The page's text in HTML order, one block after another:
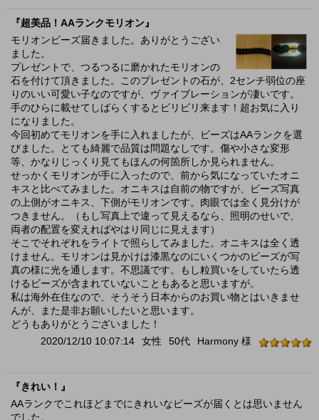
『超美品！AAランクモリオン』
モリオンビーズ届きました。ありがとうござい
ました。
プレゼントで、つるつるに磨かれたモリオンの
石を付けて頂きました。このプレゼントの石が、2センチ弱位の座
りのいい可愛い子なのですが、ヴァイブレーションが凄いです。
手のひらに載せてしばらくするとビリビリ来ます！超お気に入り
になりました。
今回初めてモリオンを手に入れましたが、ビーズはAAランクを選
びました。とても綺麗で品質は問題なしです。傷や小さな変形
等、かなりじっくり見てもほんの何箇所しか見られません。
せっかくモリオンが手に入ったので、前から気になっていたオニ
キスと比べてみました。オニキスは自前の物ですが、ビーズ写真
の上側がオニキス、下側がモリオンです。肉眼では全く見分けが
つきません。（もし写真上で違って見えるなら、照明のせいで、
両者の配置を変えればやはり同じに見えます）
そこでそれぞれをライトで照らしてみました。オニキスは全く透
けません。モリオンは見かけは漆黒なのにいくつかのビーズが写
真の様に光を通します。不思議です。もし粒買いをしていたら透
けるビーズが含まれていないこともあると思いますが。
私は海外在住なので、そうそう日本からのお買い物とはいきませ
んが、また是非お願いしたいと思います。
どうもありがとうございました！
Harmony 様
50代
女性
2020/12/10 10:07:14
『きれい！』
AAランクでこれほどまでにきれいなビーズが届くとは思いません
でした。